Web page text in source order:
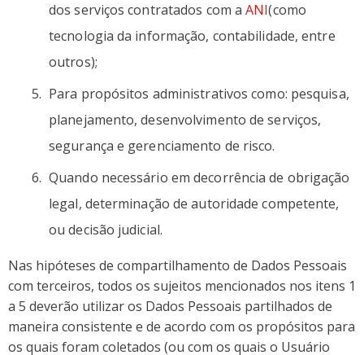
dos serviços contratados com aANI(como
tecnologia da informação, contabilidade, entre
outros);
Para propósitos administrativos como: pesquisa,
planejamento, desenvolvimento de serviços,
segurança e gerenciamento de risco.
Quando necessário em decorrência de obrigação
legal, determinação de autoridade competente,
ou decisão judicial.
Nas hipóteses de compartilhamento de Dados Pessoais
com terceiros, todos os sujeitos mencionados nos itens 1
a 5 deverão utilizar os Dados Pessoais partilhados de
maneira consistente e de acordo com os propósitos para
os quais foram coletados (ou com os quais o Usuário